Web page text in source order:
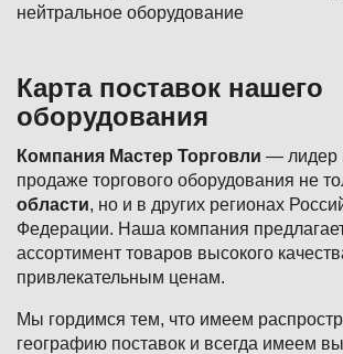
нейтральное оборудование
Карта поставок нашего
оборудования
Компания Мастер Торговли — лидер
продаже торгового оборудования не
области, но и в других регионах
Федерации. Наша компания
ассортимент товаров высокого
привлекательным ценам.
Мы гордимся тем, что имеем
географию поставок и всегда имеем